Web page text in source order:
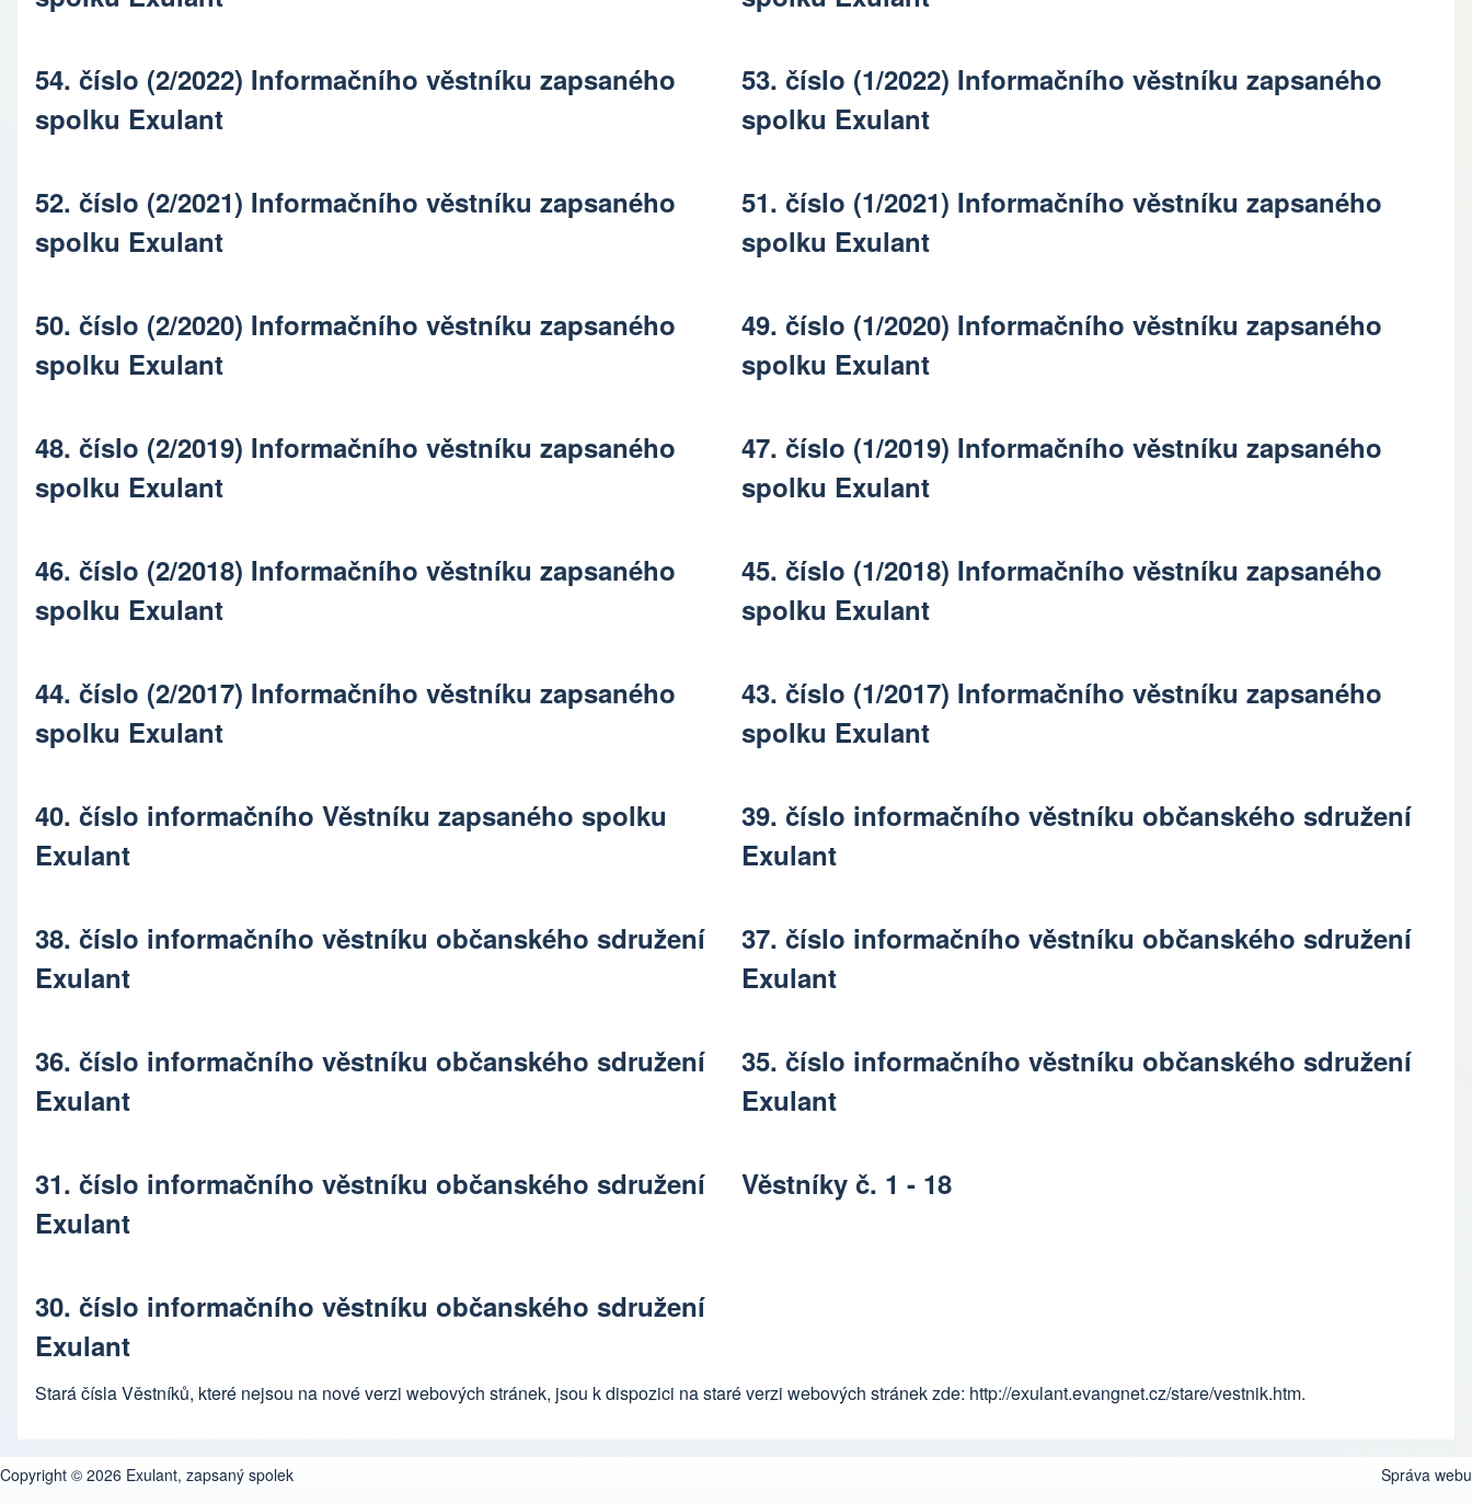
54. číslo (2/2022) Informačního věstníku zapsaného
spolku Exulant
53. číslo (1/2022) Informačního věstníku zapsaného
spolku Exulant
52. číslo (2/2021) Informačního věstníku zapsaného
spolku Exulant
51. číslo (1/2021) Informačního věstníku zapsaného
spolku Exulant
50. číslo (2/2020) Informačního věstníku zapsaného
spolku Exulant
49. číslo (1/2020) Informačního věstníku zapsaného
spolku Exulant
48. číslo (2/2019) Informačního věstníku zapsaného
spolku Exulant
47. číslo (1/2019) Informačního věstníku zapsaného
spolku Exulant
46. číslo (2/2018) Informačního věstníku zapsaného
spolku Exulant
45. číslo (1/2018) Informačního věstníku zapsaného
spolku Exulant
44. číslo (2/2017) Informačního věstníku zapsaného
spolku Exulant
43. číslo (1/2017) Informačního věstníku zapsaného
spolku Exulant
40. číslo informačního Věstníku zapsaného spolku
Exulant
39. číslo informačního věstníku občanského sdružení
Exulant
38. číslo informačního věstníku občanského sdružení
Exulant
37. číslo informačního věstníku občanského sdružení
Exulant
36. číslo informačního věstníku občanského sdružení
Exulant
35. číslo informačního věstníku občanského sdružení
Exulant
31. číslo informačního věstníku občanského sdružení
Exulant
Věstníky č. 1 - 18
30. číslo informačního věstníku občanského sdružení
Exulant
Stará čísla Věstníků, které nejsou na nové verzi webových stránek, jsou k dispozici na staré verzi webových stránek zde: http://exulant.evangnet.cz/stare/vestnik.htm.
Copyright © 2026 Exulant, zapsaný spolek Správa webu